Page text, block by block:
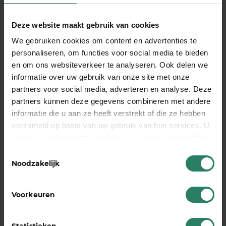
Deze website maakt gebruik van cookies
We gebruiken cookies om content en advertenties te
personaliseren, om functies voor social media te bieden
en om ons websiteverkeer te analyseren. Ook delen we
informatie over uw gebruik van onze site met onze
partners voor social media, adverteren en analyse. Deze
partners kunnen deze gegevens combineren met andere
informatie die u aan ze heeft verstrekt of die ze hebben
verzameld op basis van uw gebruik van hun services. U
Noodzakelijk
Voorkeuren
buffer, je vaste lasten en of je recht hebt op andere
Een AOV is zeker het overwegen waard als:
Je geen of weinig spaargeld hebt om
langdurige ziekte op te vangen
Je vaste lasten hoog zijn, zoals een hypotheek
of alimentatie
Je geen partner hebt die inkomen inbrengt
Je werk mentaal intensief is en burn-out een
reëel risico vormt
Een AOV is mogelijk minder urgent als je een
draagt of al andere vangnetten hebt geregeld. Let
uitkering en de toegang tot de WIA is beperkt. Je